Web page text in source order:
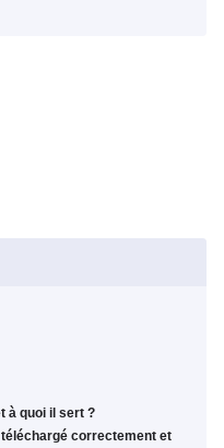
à quoi il sert ?
correctement et